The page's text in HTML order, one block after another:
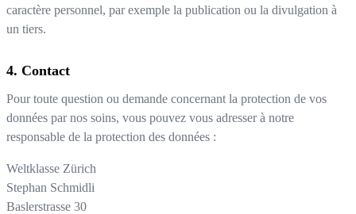
caractère personnel, par exemple la publication ou la divulgation à
un tiers.
Contact
Pour toute question ou demande concernant la protection de vos
données par nos soins, vous pouvez vous adresser à notre
responsable de la protection des données :
Weltklasse Zürich
Stephan Schmidli
Baslerstrasse 30